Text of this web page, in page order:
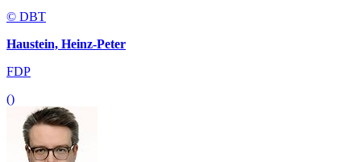
© DBT
Haustein, Heinz-Peter
FDP
()